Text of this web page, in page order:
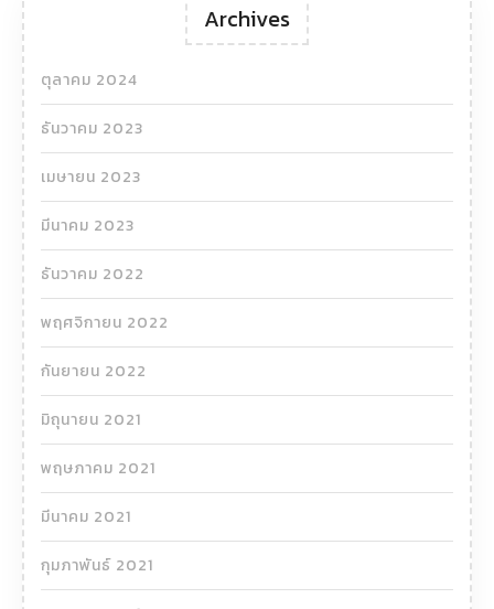
Archives
ตุลาคม 2024
ธันวาคม 2023
เมษายน 2023
มีนาคม 2023
ธันวาคม 2022
พฤศจิกายน 2022
กันยายน 2022
มิถุนายน 2021
พฤษภาคม 2021
มีนาคม 2021
กุมภาพันธ์ 2021